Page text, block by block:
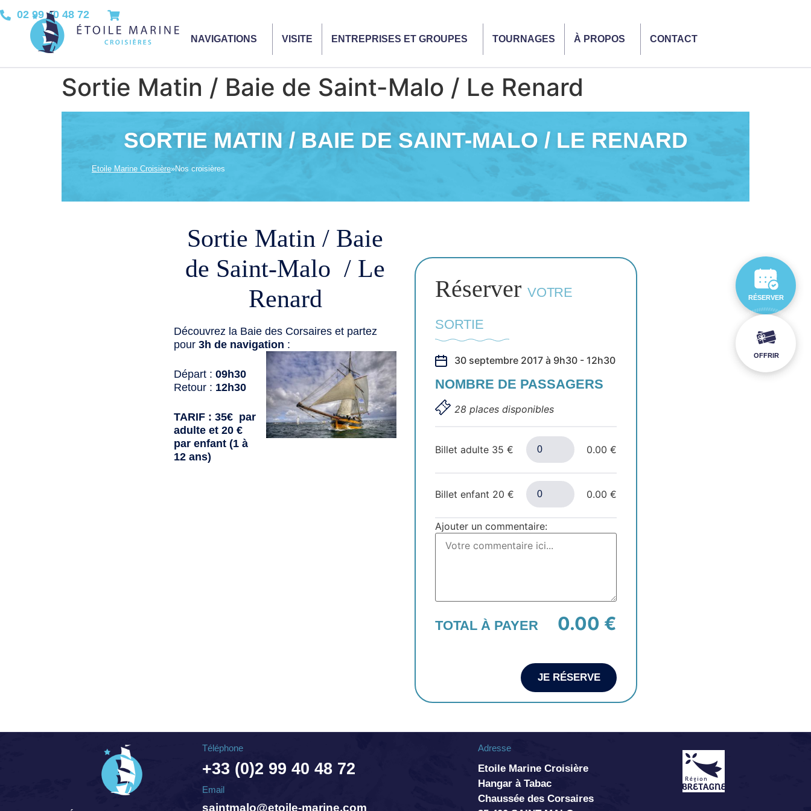
02 99 40 48 72
NAVIGATIONS VISITE ENTREPRISES ET GROUPES TOURNAGES À PROPOS CONTACT
Sortie Matin / Baie de Saint-Malo / Le Renard
SORTIE MATIN / BAIE DE SAINT-MALO / LE RENARD
Etoile Marine Croisière»Nos croisières
Sortie Matin / Baie
de Saint-Malo / Le
Renard
Découvrez la Baie des Corsaires et partez
pour 3h de navigation :
Départ : 09h30
Retour : 12h30
TARIF : 35€ par
adulte et 20 €
par enfant (1 à
12 ans)
Réserver VOTRE
SORTIE
30 septembre 2017 à 9h30 - 12h30
NOMBRE DE PASSAGERS
28 places disponibles
Billet adulte 35 € 0.00 €
Billet enfant 20 € 0.00 €
Ajouter un commentaire:
TOTAL À PAYER 0.00 €
JE RÉSERVE
Téléphone
+33 (0)2 99 40 48 72
Email
saintmalo@etoile-marine.com
Adresse
Etoile Marine Croisière
Hangar à Tabac
Chaussée des Corsaires
RÉSERVER
OFFRIR